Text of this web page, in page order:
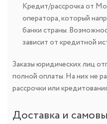
Кредит/рассрочка от
оператора, который
банки страны.
зависит от кредитной
Заказы юридических лиц
полной оплаты. На них не
рассрочки или
Доставка и